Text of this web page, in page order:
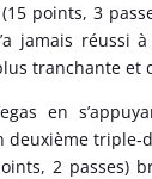
(15 points, 3
jamais réussi
tranchante et
en
2 passes)